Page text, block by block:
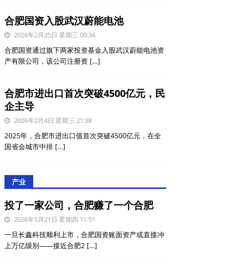
合肥国资入股武汉蔚能电池
2026年2月25日 星期三 00:34
合肥国资通过旗下两家投资基金入股武汉蔚能电池资
产有限公司，该公司注册资 […]
合肥市进出口首次突破4500亿元，民
企主导‌
2026年2月4日 星期三 21:38
2025年，合肥市进出口值‌首次突破4500亿元‌，在全
国省会城市中排 […]
产业
投了一家公司，合肥赚了一个合肥
2026年5月21日 星期四 11:51
一旦长鑫科技顺利上市，合肥国资账面资产或直接冲
上万亿级别——接近合肥2 […]